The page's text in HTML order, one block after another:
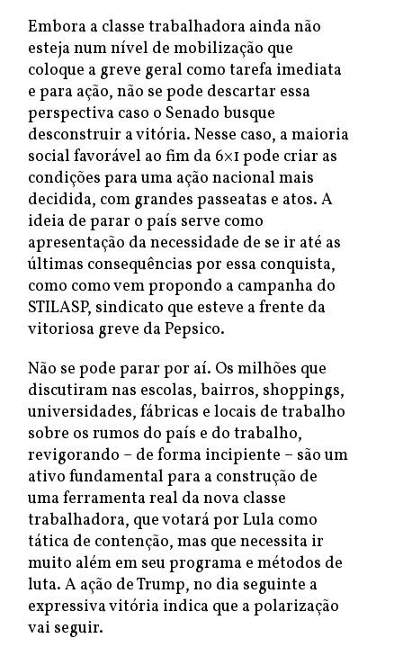
Embora a classe trabalhadora ainda não
esteja num nível de mobilização que
coloque a greve geral como tarefa imediata
e para ação, não se pode descartar essa
perspectiva caso o Senado busque
desconstruir a vitória. Nesse caso, a maioria
social favorável ao fim da 6×1 pode criar as
condições para uma ação nacional mais
decidida, com grandes passeatas e atos. A
ideia de parar o país serve como
apresentação da necessidade de se ir até as
últimas consequências por essa conquista,
como como vem propondo a campanha do
STILASP, sindicato que esteve a frente da
vitoriosa greve da Pepsico.
Não se pode parar por aí. Os milhões que
discutiram nas escolas, bairros, shoppings,
universidades, fábricas e locais de trabalho
sobre os rumos do país e do trabalho,
revigorando – de forma incipiente – são um
ativo fundamental para a construção de
uma ferramenta real da nova classe
trabalhadora, que votará por Lula como
tática de contenção, mas que necessita ir
muito além em seu programa e métodos de
luta. A ação de Trump, no dia seguinte a
expressiva vitória indica que a polarização
vai seguir.